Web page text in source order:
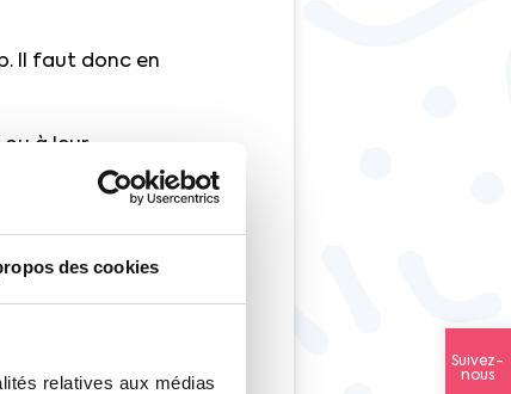
des cookies
relatives aux médias
Suivez-
nous
Il faut donc en
ou à leur
Marie Abdali